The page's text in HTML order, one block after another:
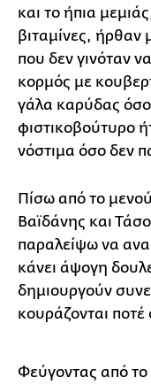
και το ήπια
βιταμίνες,
που δεν γινόταν
κορμός με
γάλα καρύδας όσο
φιστικοβούτυρο
νόστιμα όσο δεν
Πίσω από το
Βαϊδάνης και
παραλείψω να
κάνει άψογη
δημιουργούν
κουράζονται
Φεύγοντας από